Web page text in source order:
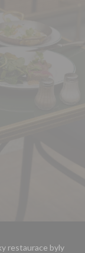
restaurace byly